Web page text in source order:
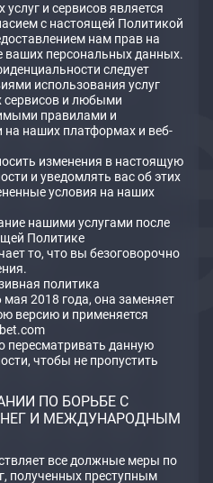
и сервисов является
с настоящей Политикой
нам прав на
ваших персональных данных.
следует
использования услуг
сервисов и любыми
правилами и
наших платформах и веб-
изменения в настоящую
и уведомлять вас об этих
условия на наших
нашими услугами после
Политике
то, что вы безоговорочно
политика
2018 года, она заменяет
версию и применяется
пересматривать данную
чтобы не пропустить
ПО БОРЬБЕ С
И МЕЖДУНАРОДНЫМ
все должные меры по
полученных преступным